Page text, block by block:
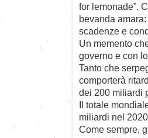
for lemonade”.
bevanda
scadenze e
Un memento
governo e con
Tanto che
comporterà
dei 200 miliardi
Il totale
miliardi nel
Come sempre,